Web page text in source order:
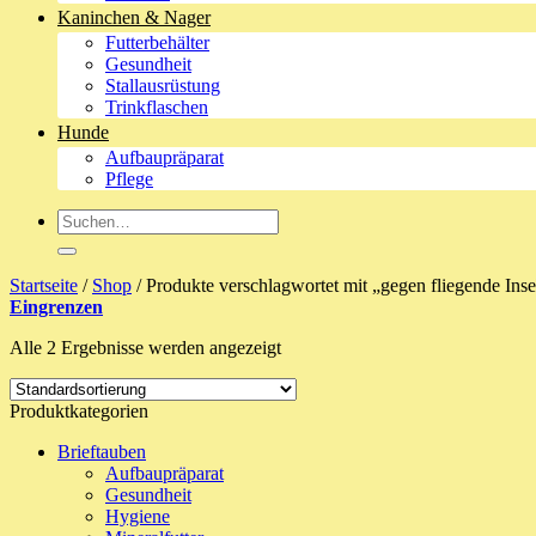
Kaninchen & Nager
Futterbehälter
Gesundheit
Stallausrüstung
Trinkflaschen
Hunde
Aufbaupräparat
Pflege
Suche
nach:
Startseite / Shop /Produkte verschlagwortet mit „gegen fliegende
Eingrenzen
Alle 2 Ergebnisse werden angezeigt
Produktkategorien
Brieftauben
Aufbaupräparat
Gesundheit
Hygiene